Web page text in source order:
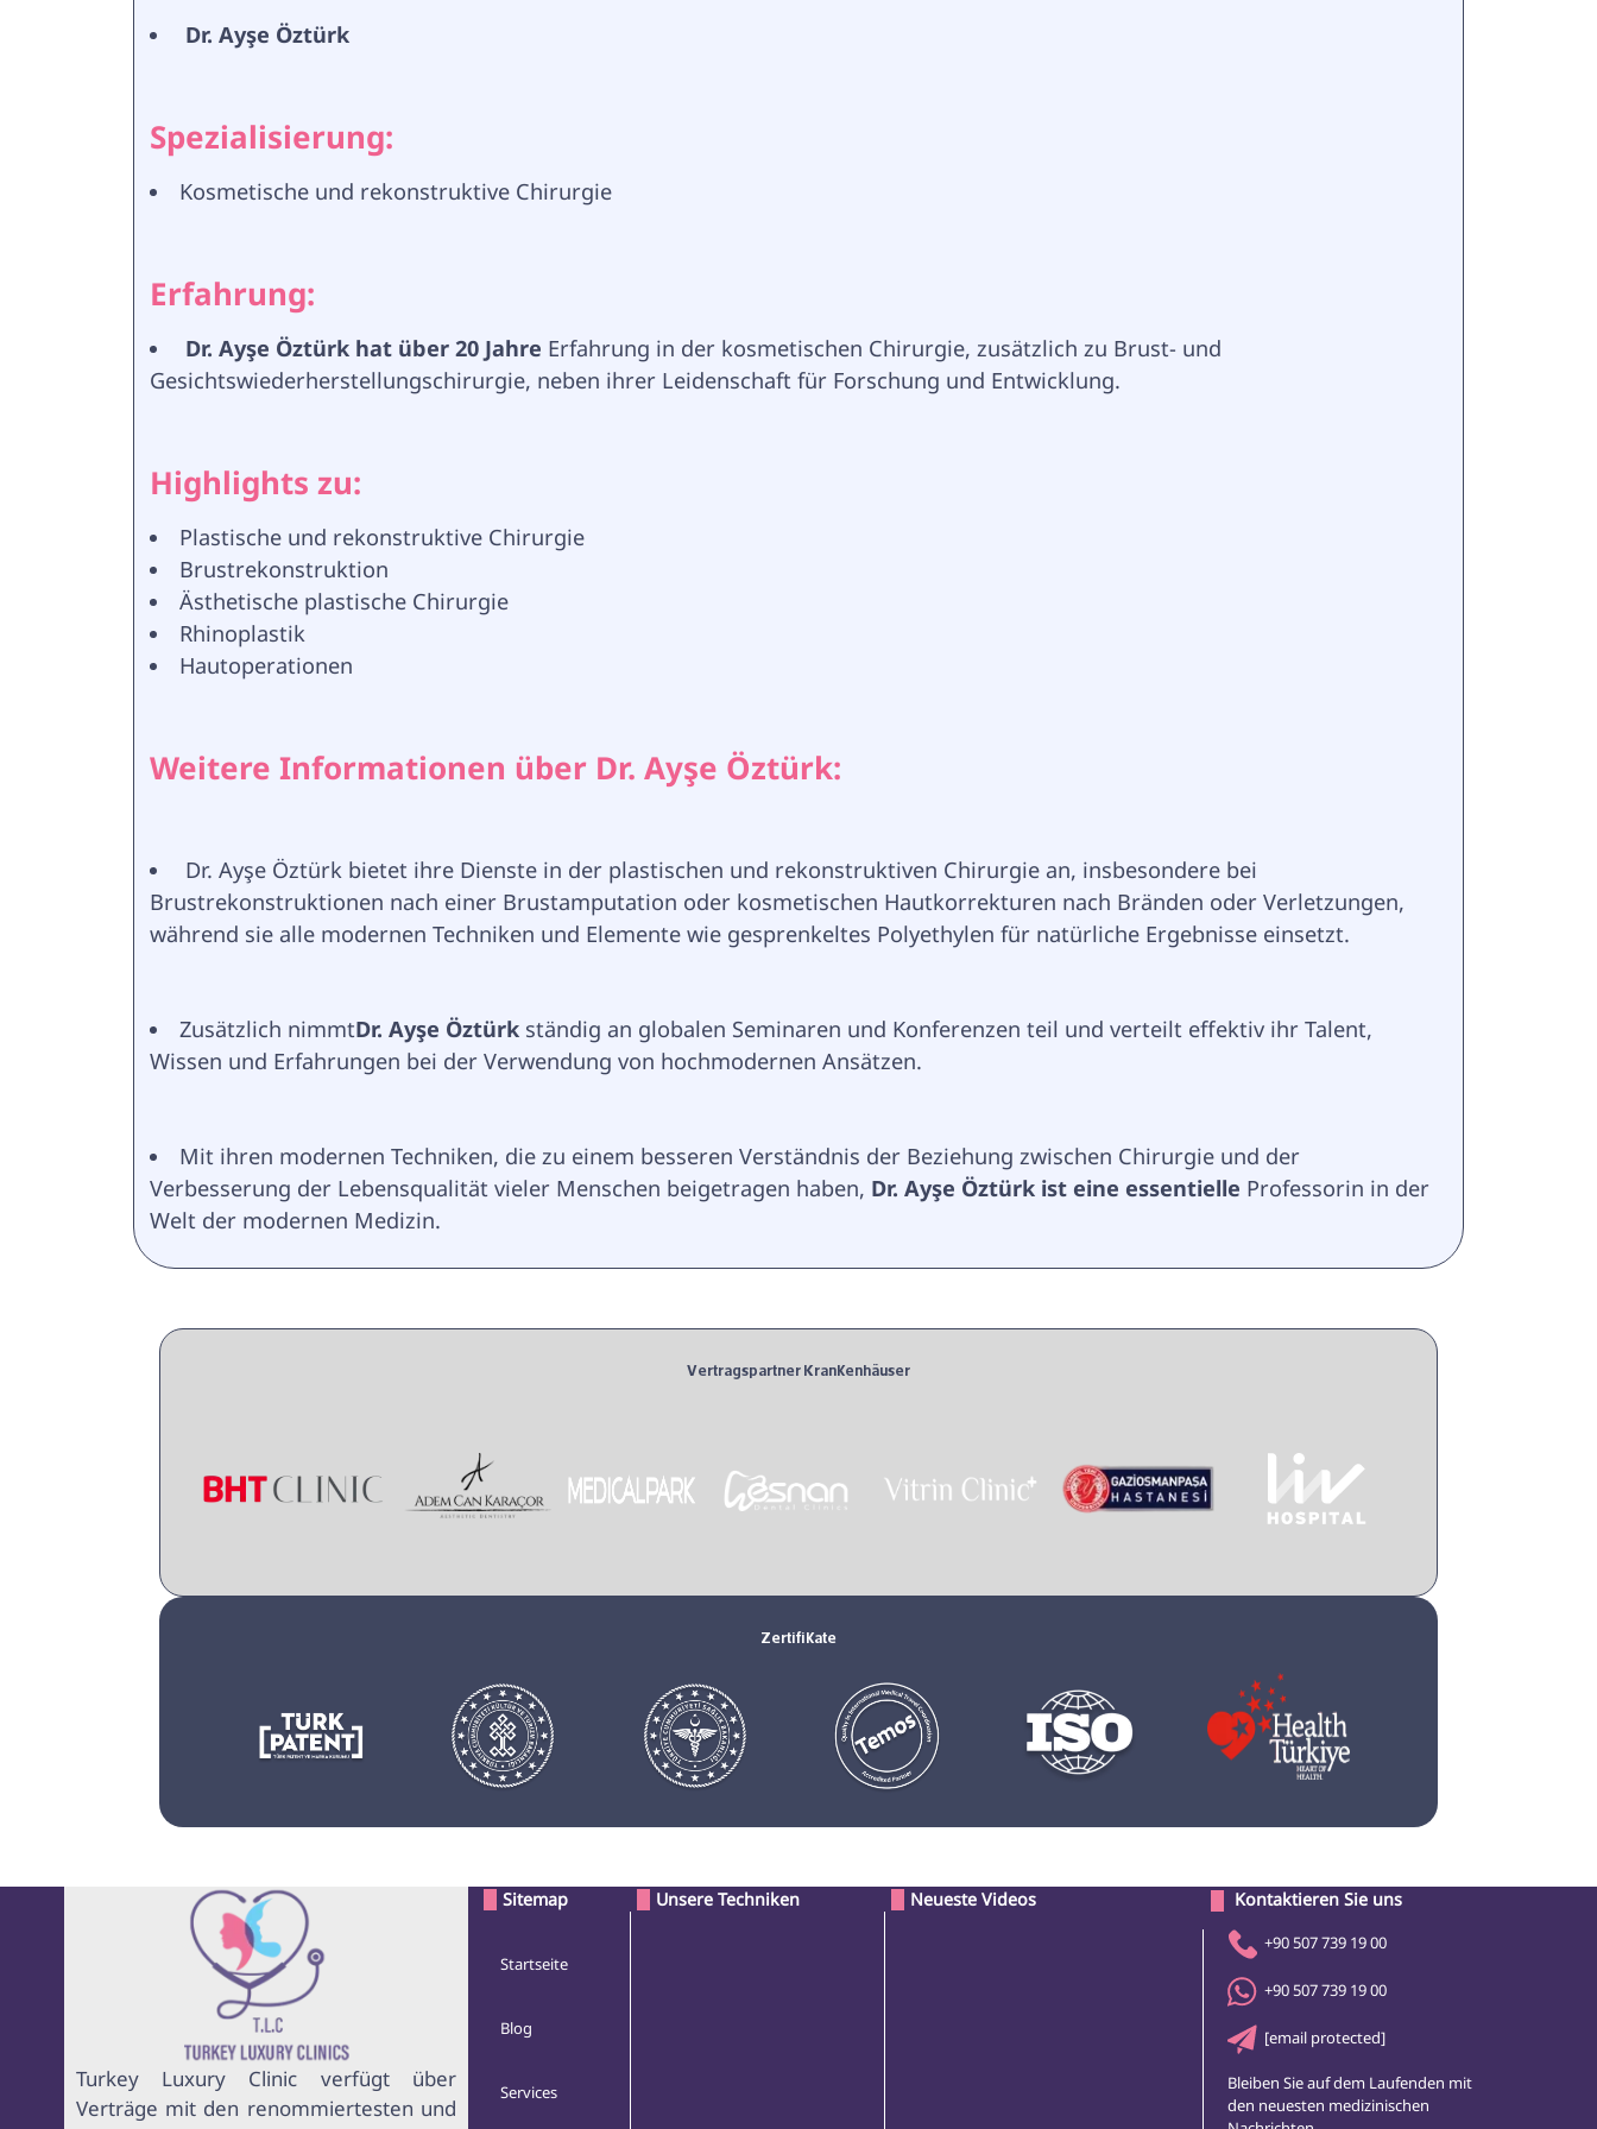
Dr. Ayşe Öztürk
Spezialisierung:
Kosmetische und rekonstruktive Chirurgie
Erfahrung:
Dr. Ayşe Öztürk hat über 20 Jahre Erfahrung in der kosmetischen Chirurgie, zusätzlich zu Brust- und
Gesichtswiederherstellungschirurgie, neben ihrer Leidenschaft für Forschung und Entwicklung.
Highlights zu:
Plastische und rekonstruktive Chirurgie
Brustrekonstruktion
Ästhetische plastische Chirurgie
Rhinoplastik
Hautoperationen
Weitere Informationen über Dr. Ayşe Öztürk:
Dr. Ayşe Öztürk bietet ihre Dienste in der plastischen und rekonstruktiven Chirurgie an, insbesondere bei
Brustrekonstruktionen nach einer Brustamputation oder kosmetischen Hautkorrekturen nach Bränden oder Verletzungen,
während sie alle modernen Techniken und Elemente wie gesprenkeltes Polyethylen für natürliche Ergebnisse einsetzt.
Zusätzlich nimmtDr. Ayşe Öztürk ständig an globalen Seminaren und Konferenzen teil und verteilt effektiv ihr Talent,
Wissen und Erfahrungen bei der Verwendung von hochmodernen Ansätzen.
Mit ihren modernen Techniken, die zu einem besseren Verständnis der Beziehung zwischen Chirurgie und der
Verbesserung der Lebensqualität vieler Menschen beigetragen haben, Dr. Ayşe Öztürk ist eine essentielle Professorin in der
Welt der modernen Medizin.
Vertragspartner Krankenhäuser
Zertifikate
Turkey Luxury Clinic verfügt über
Verträge mit den renommiertesten und
Sitemap
Startseite
Blog
Services
Unsere Techniken Neueste Videos Kontaktieren Sie uns
+90 507 739 19 00
+90 507 739 19 00
[email protected]
Bleiben Sie auf dem Laufenden mit
den neuesten medizinischen